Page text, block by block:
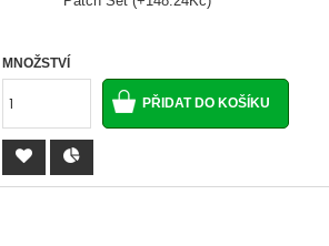
MNOŽSTVÍ